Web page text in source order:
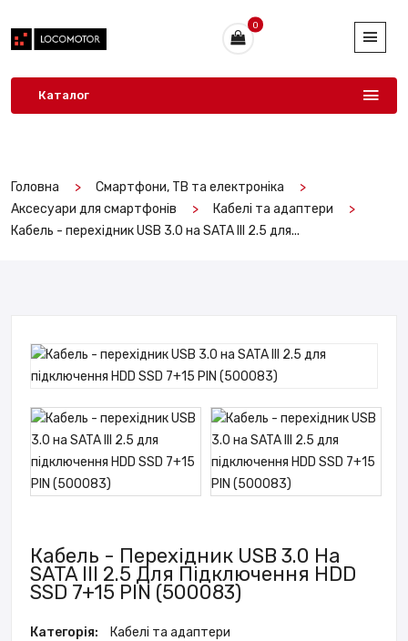
0
Каталог
Головна
Смартфони, ТВ та електроніка
Аксесуари для смартфонів
Кабелі та адаптери
Кабель - перехідник USB 3.0 на SATA III 2.5 для...
Кабель - Перехідник USB 3.0 На
SATA III 2.5 Для Підключення HDD
SSD 7+15 PIN (500083)
Категорія: Кабелі та адаптери